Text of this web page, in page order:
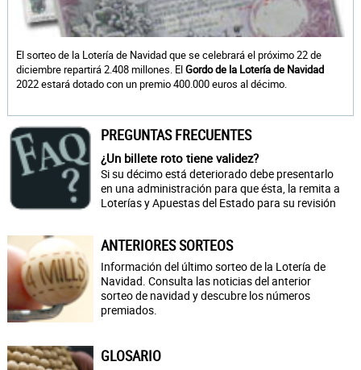
El sorteo de la Lotería de Navidad que se celebrará el próximo 22 de
diciembre repartirá 2.408 millones. ElGordo de la Lotería de Navidad
2022 estará dotado con un premio 400.000 euros al décimo.
PREGUNTAS FRECUENTES
¿Un billete roto tiene validez?
Si su décimo está deteriorado debe presentarlo
en una administración para que ésta, la remita a
Loterías y Apuestas del Estado para su revisión
ANTERIORES SORTEOS
Información del último sorteo de la Lotería de
Navidad. Consulta las noticias del anterior
sorteo de navidad y descubre los números
premiados.
GLOSARIO